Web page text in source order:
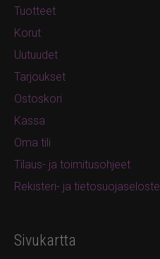
Tuotteet
Korut
Uutuudet
Tarjoukset
Ostoskori
Kassa
Oma tili
Tilaus- ja toimitusohjeet
Rekisteri- ja tietosuojaseloste
Sivukartta